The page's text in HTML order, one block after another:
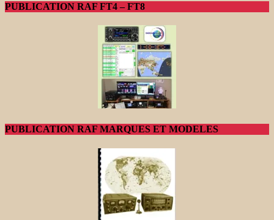
PUBLICATION RAF FT4 – FT8
PUBLICATION RAF MARQUES ET MODELES